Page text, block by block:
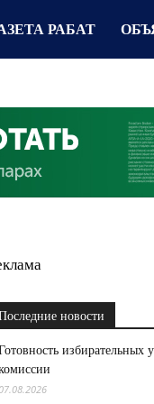
РАБАТ
новости
избирательных